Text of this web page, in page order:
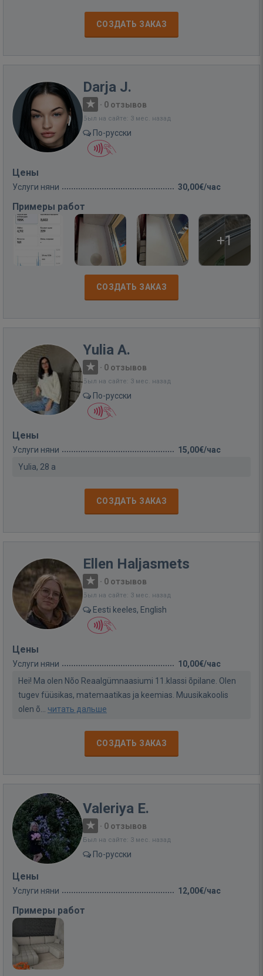
СОЗДАТЬ ЗАКАЗ
Darja J.
· 0 отзывов
Был на сайте: 3 мес. назад
По-русски
Цены
Услуги няни 30,00€/час
Примеры работ
+1
СОЗДАТЬ ЗАКАЗ
Yulia A.
· 0 отзывов
Был на сайте: 3 мес. назад
По-русски
Цены
Услуги няни
15,00€/час
Yulia, 28 a
СОЗДАТЬ ЗАКАЗ
Ellen Haljasmets
· 0 отзывов
Был на сайте: 3 мес. назад
Eesti keeles, English
Цены
Услуги няни
10,00€/час
Hei! Ma olen Nõo Reaalgümnaasiumi 11.klassi õpilane. Olen
tugev füüsikas, matemaatikas ja keemias. Muusikakoolis
olen õ... читать дальше
СОЗДАТЬ ЗАКАЗ
Valeriya E.
· 0 отзывов
Был на сайте: 3 мес. назад
По-русски
Цены
Услуги няни 12,00€/час
Примеры работ